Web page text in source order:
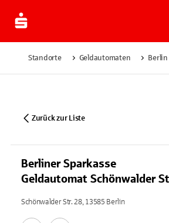
Standorte Geldautomaten Berlin
Zurück zur Liste
Berliner Sparkasse
Geldautomat Schönwalder
Schönwalder Str. 28, 13585 Berlin